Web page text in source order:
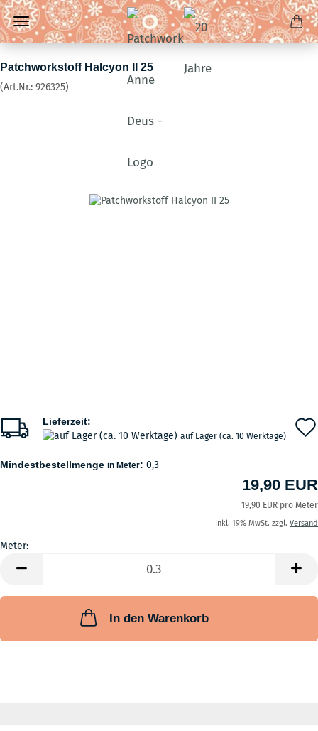
Patchworkstoff Halcyon II 25
(Art.Nr.: 926325)
Lieferzeit:
auf Lager (ca. 10 Werktage)
Mindestbestellmenge in Meter: 0,3
19,90 EUR
19,90 EUR pro Meter
inkl. 19% MwSt. zzgl. Versand
Meter:
In den Warenkorb